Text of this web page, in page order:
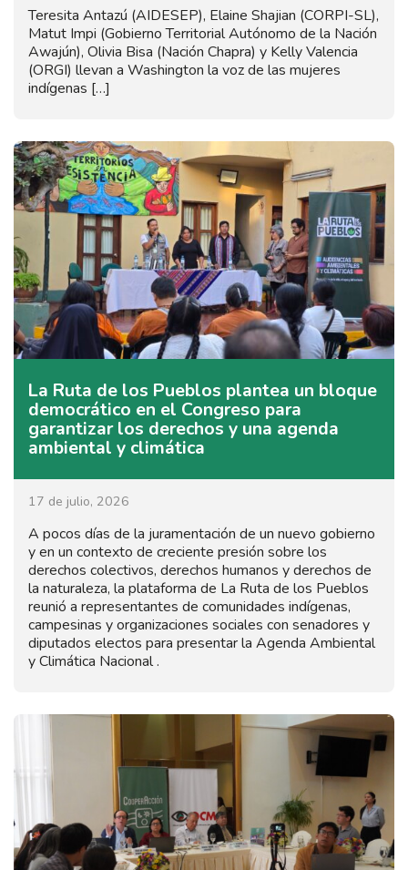
Teresita Antazú (AIDESEP), Elaine Shajian (CORPI-SL),
Matut Impi (Gobierno Territorial Autónomo de la Nación
Awajún), Olivia Bisa (Nación Chapra) y Kelly Valencia
(ORGI) llevan a Washington la voz de las mujeres
indígenas […]
La Ruta de los Pueblos plantea un bloque
democrático en el Congreso para
garantizar los derechos y una agenda
ambiental y climática
17 de julio, 2026
A pocos días de la juramentación de un nuevo gobierno
y en un contexto de creciente presión sobre los
derechos colectivos, derechos humanos y derechos de
la naturaleza, la plataforma de La Ruta de los Pueblos
reunió a representantes de comunidades indígenas,
campesinas y organizaciones sociales con senadores y
diputados electos para presentar la Agenda Ambiental
y Climática Nacional .